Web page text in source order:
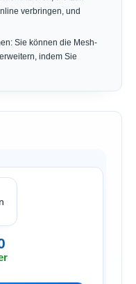
verbringen, und
Sie können die Mesh-
indem Sie